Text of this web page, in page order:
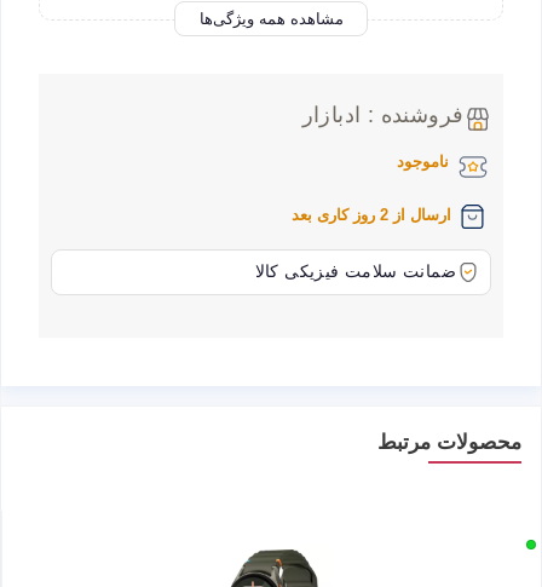
مشاهده همه ویژگی‌ها
فروشنده : ادبازار
ناموجود
ارسال از 2 روز کاری بعد
ضمانت سلامت فیزیکی کالا
محصولات مرتبط